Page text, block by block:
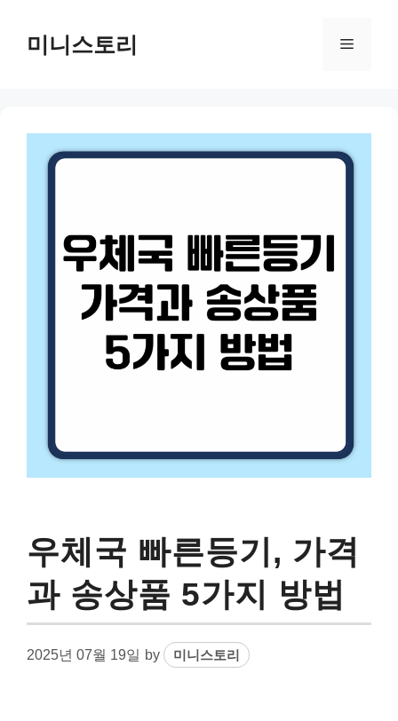
content미니스토리 Menu
우체국 빠른등기, 가격
과 송상품 5가지 방법
2025년 07월 19일 by 미니스토리